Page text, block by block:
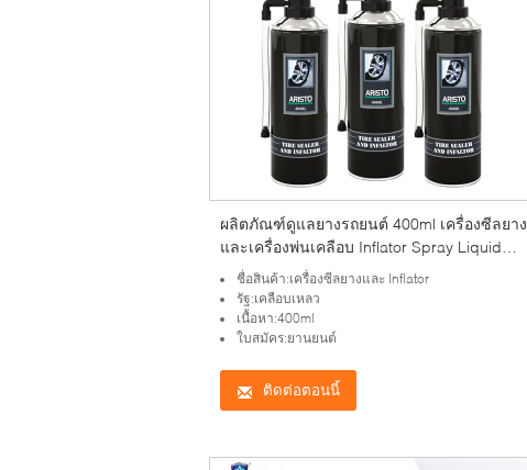
ผลิตภัณฑ์ดูแลยางรถยนต์ 400ml เครื่องซีลยาง
และเครื่องพ่นเคลือบ Inflator Spray Liquid
Coating
ชื่อสินค้า:เครื่องซีลยางและ Inflator
รัฐ:เคลือบเหลว
เนื้อหา:400ml
ใบสมัคร:ยานยนต์
ติดต่อตอนนี้